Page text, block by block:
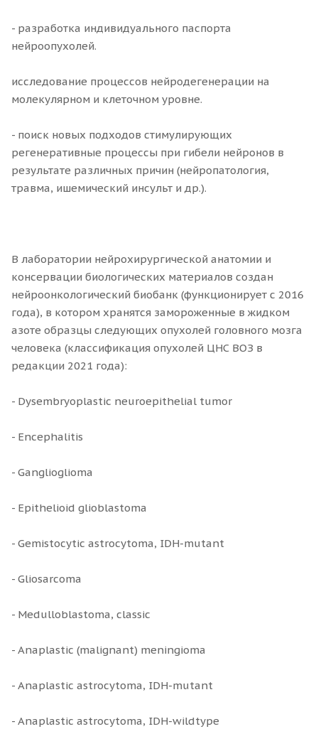
- разработка индивидуального паспорта
нейроопухолей.
исследование процессов нейродегенерации на
молекулярном и клеточном уровне.
- поиск новых подходов стимулирующих
регенеративные процессы при гибели нейронов в
результате различных причин (нейропатология,
травма, ишемический инсульт и др.).
В лаборатории нейрохирургической анатомии и
консервации биологических материалов создан
нейроонкологический биобанк (функционирует с 2016
года), в котором хранятся замороженные в жидком
азоте образцы следующих опухолей головного мозга
человека (классификация опухолей ЦНС ВОЗ в
редакции 2021 года):
- Dysembryoplastic neuroepithelial tumor
- Encephalitis
- Ganglioglioma
- Epithelioid glioblastoma
- Gemistocytic astrocytoma, IDH-mutant
- Gliosarcoma
- Medulloblastoma, classic
- Anaplastic (malignant) meningioma
- Anaplastic astrocytoma, IDH-mutant
- Anaplastic astrocytoma, IDH-wildtype